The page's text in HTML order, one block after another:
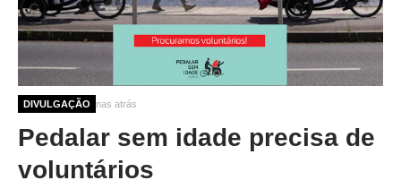
DIVULGAÇÃO
10 meses 3 semanas atrás
Pedalar sem idade precisa de
voluntários